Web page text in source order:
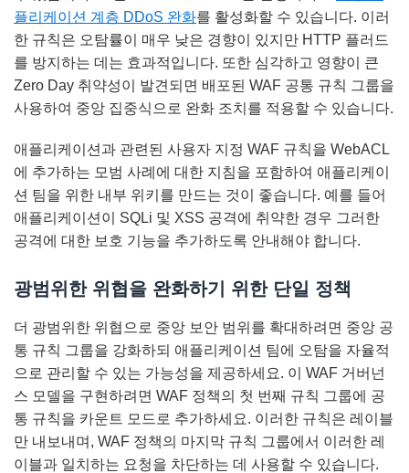
플리케이션 계층 DDoS 완화를 활성화할 수 있습니다. 이러
한 규칙은 오탐률이 매우 낮은 경향이 있지만 HTTP 플러드
를 방지하는 데는 효과적입니다. 또한 심각하고 영향이 큰
Zero Day 취약성이 발견되면 배포된 WAF 공통 규칙 그룹을
사용하여 중앙 집중식으로 완화 조치를 적용할 수 있습니다.
애플리케이션과 관련된 사용자 지정 WAF 규칙을 WebACL
에 추가하는 모범 사례에 대한 지침을 포함하여 애플리케이
션 팀을 위한 내부 위키를 만드는 것이 좋습니다. 예를 들어
애플리케이션이 SQLi 및 XSS 공격에 취약한 경우 그러한
공격에 대한 보호 기능을 추가하도록 안내해야 합니다.
광범위한 위협을 완화하기 위한 단일 정책
더 광범위한 위협으로 중앙 보안 범위를 확대하려면 중앙 공
통 규칙 그룹을 강화하되 애플리케이션 팀에 오탐을 자율적
으로 관리할 수 있는 가능성을 제공하세요. 이 WAF 거버넌
스 모델을 구현하려면 WAF 정책의 첫 번째 규칙 그룹에 공
통 규칙을 카운트 모드로 추가하세요. 이러한 규칙은 레이블
만 내보내며, WAF 정책의 마지막 규칙 그룹에서 이러한 레
이블과 일치하는 요청을 차단하는 데 사용할 수 있습니다.